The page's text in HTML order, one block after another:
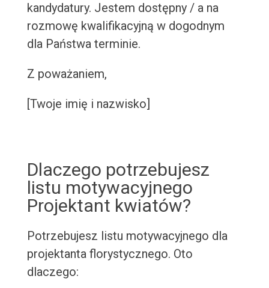
kandydatury. Jestem dostępny / a na
rozmowę kwalifikacyjną w dogodnym
dla Państwa terminie.
Z poważaniem,
[Twoje imię i nazwisko]
Dlaczego potrzebujesz
listu motywacyjnego
Projektant kwiatów?
Potrzebujesz listu motywacyjnego dla
projektanta florystycznego. Oto
dlaczego: